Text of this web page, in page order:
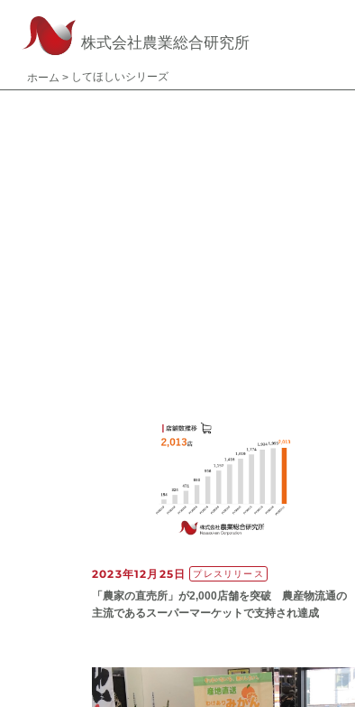
株式会社農業総合研究所
ホーム > してほしいシリーズ
2023年12月25日 プレスリリース
「農家の直売所」が2,000店舗を突破 農産物流通の
主流であるスーパーマーケットで支持され達成